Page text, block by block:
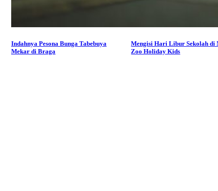
Indahnya Pesona Bunga Tabebuya
Mekar di Braga
Mengisi Hari Libur Sekolah di
Zoo Holiday Kids